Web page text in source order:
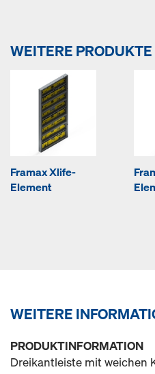
WEITERE PRODUKTE
Framax Xlife-
Element
WEITERE
PRODUKTINFORMATION
Dreikantleiste mit weichen